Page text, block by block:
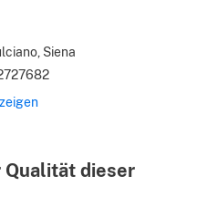
Immobilienangebote,
Siena
Qualität dieser